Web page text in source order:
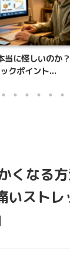
当に怪しいのか
クポイント...
くなる
いストレ